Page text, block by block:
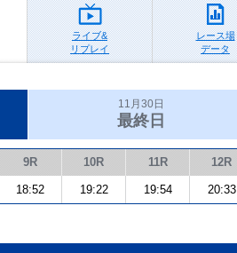
ライブ&
リプレイ
レース場
データ
11月30日
最終日
9R 10R 11R 12R
18:52 19:22 19:54 20:33